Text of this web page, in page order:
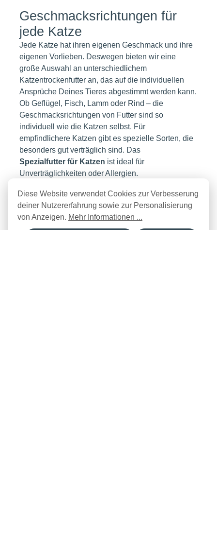
Geschmacksrichtungen für
jede Katze
Jede Katze hat ihren eigenen Geschmack und ihre
eigenen Vorlieben. Deswegen bieten wir eine
große Auswahl an unterschiedlichem
Katzentrockenfutter an, das auf die individuellen
Ansprüche Deines Tieres abgestimmt werden kann.
Ob Geflügel, Fisch, Lamm oder Rind – die
Geschmacksrichtungen von Futter sind so
individuell wie die Katzen selbst. Für
empfindlichere Katzen gibt es spezielle Sorten, die
besonders gut verträglich sind. Das
Spezialfutter für Katzen ist ideal für
Unverträglichkeiten oder Allergien.
Welches Katzentrockenfutter
eignet sich für welches Alter?
Mit unterschiedlichen Zusammensetzungen im
Diese Website verwendet Cookies zur Verbesserung
deiner Nutzererfahrung sowie zur Personalisierung
von Anzeigen. Mehr Informationen ...